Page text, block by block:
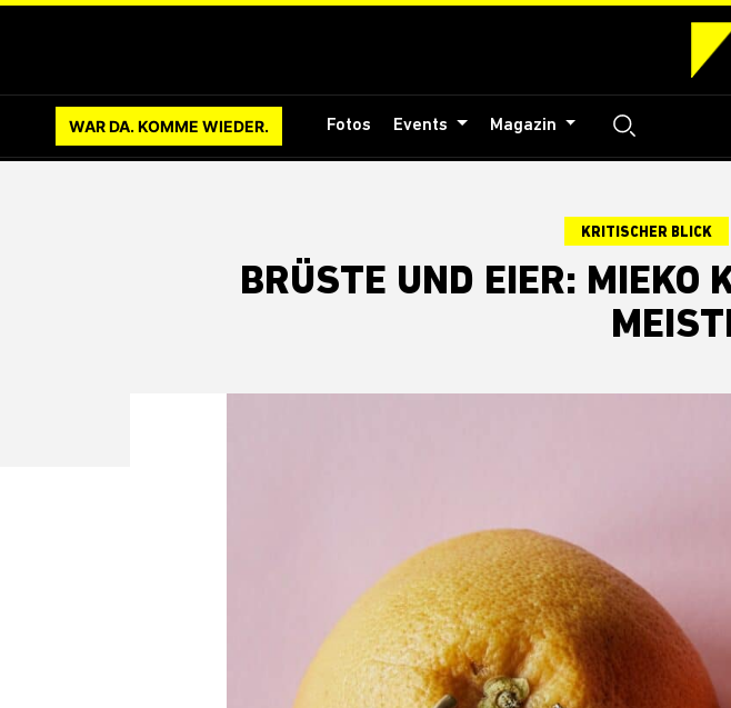
WAR DA. KOMME WIEDER. Fotos Events Magazin
KRITISCHER BLICK
BRÜSTE UND EIER: MIEKO